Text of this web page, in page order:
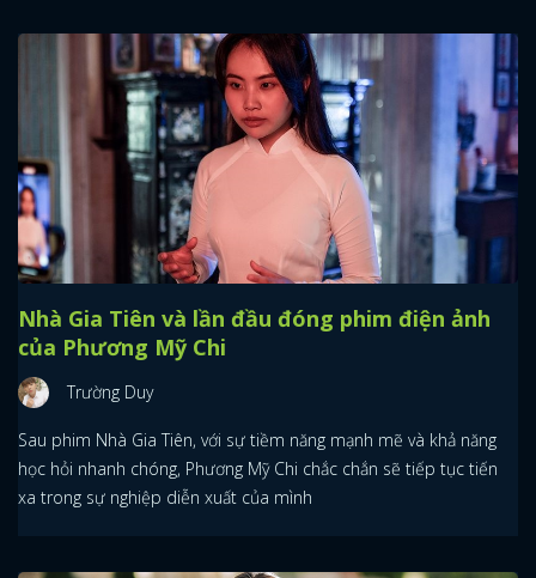
FACEBOOK GOOGLE
Nhà Gia Tiên và lần đầu đóng phim điện ảnh
của Phương Mỹ Chi
Trường Duy
Sau phim Nhà Gia Tiên, với sự tiềm năng mạnh mẽ và khả năng
học hỏi nhanh chóng, Phương Mỹ Chi chắc chắn sẽ tiếp tục tiến
xa trong sự nghiệp diễn xuất của mình